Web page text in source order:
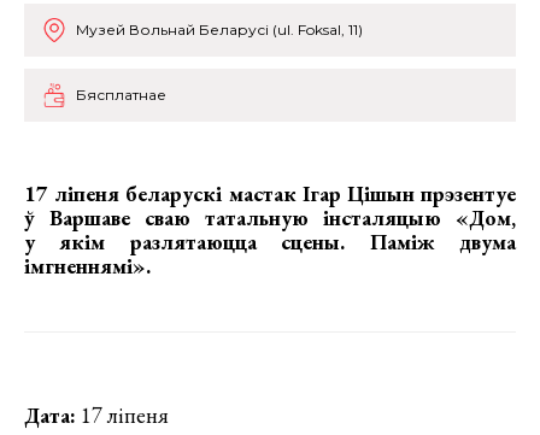
Музей Вольнай Беларусi (ul. Foksal, 11)
Бясплатнае
17 ліпеня беларускі мастак Ігар Цішынпрэзентуе
ў Варшаве сваю татальную інсталяцыю «Дом,
у якiм разлятаюцца сцены. Паміж двума
імгненнямі».
Дата: 17 ліпеня